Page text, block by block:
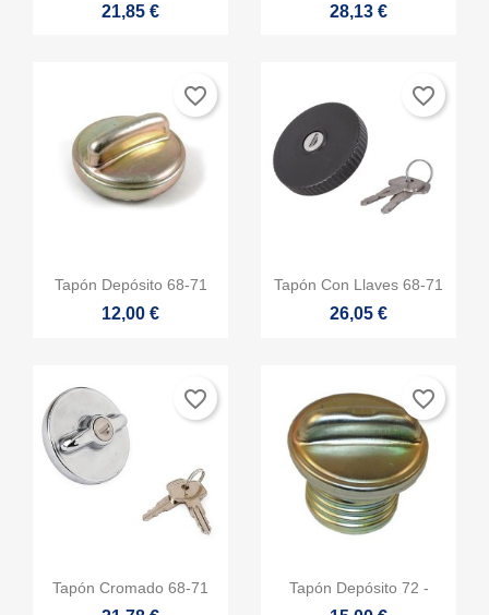
Añadir a la lista de deseos ×
Crear lista de deseos ×
Nombre de la lista de deseos
Cancelar Crear lista de deseos
((modalTitle))
((confirmMessage))
((cancelText)) ((modalDeleteText))
Iniciar sesión ×
Debe iniciar sesión para guardar productos en su lista de
deseos.
Cancelar Iniciar sesión
21,85 € 28,13 €
Vista rápida
Tapón Depósito 68-71
12,00 €
favorite_border
Vista rápida
Tapón Con Llaves 68-71
26,05 €
favorite_border
 Vista rápida
Tapón Cromado 68-71
favorite_border
Vista rápida
Tapón Depósito 72 -
favorite_border